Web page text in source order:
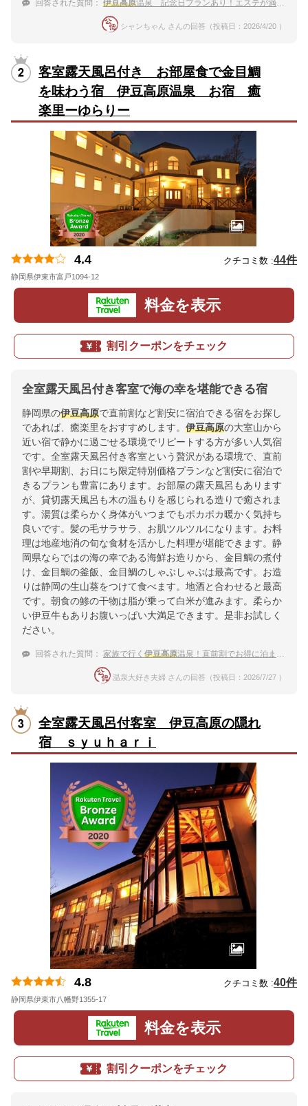
回答された質問： 伊豆高原温泉 記念日プランあり！エステが満喫できるカップル向けの温泉宿
シャンちゃん さんの回答（投稿日：2026/4/20 ）
客室露天風呂付き お部屋食で金目鯛
を味わう宿 伊豆高原温泉 お宿 癒
楽里ーゆらりー
4.4 クチコミ数 :44件
静岡県伊東市富戸1094-12
料金を表示
割引クーポンをチェック
全室露天風呂付き客室で海の幸を堪能できる宿
静岡県の伊豆高原で直前割など割安に宿泊できる宿をお探し
であれば、癒楽里をおすすめします。 伊豆高原の大室山から
近い宿で静かに過ごせる環境でリピートする方が多い人気宿
です。全室露天風呂付き客室という贅沢がある環境で、直前
割や早期割、お日にち限定特別価格プランなど割安に宿泊で
きるプランも豊富にあります。お部屋の露天風呂もあります
が、貸切露天風呂も木の温もりを感じられる造りで癒されま
す。湯質は柔らかく身体がいつまでもポカポカ暖かく気持ち
良いです。髪の毛サラサラ、お肌ツルツルになります。お料
理は地産地消の旬な食材を活かした料理が堪能できます。静
岡県ならではの海の幸である海鮮お造りから、金目鯛の煮付
け、金目鯛の釜飯、金目鯛のしゃぶしゃぶは最高です。お造
りは静岡の生山葵をつけて食べます。地酒と合わせると最高
です。朝食の鯵の干物は脂が乗って白米が進みます。柔らか
い伊豆牛もありお腹いっぱい大満足できます。是非お試しく
ださい。
回答された質問： 家族で行く 伊豆高原温泉！直前割でお得に泊まれる宿のおすすめは？
温泉大好き夫婦 さんの回答（投稿日：2026/7/27 ）
全室露天風呂付客室 伊豆高原の隠れ
宿 ｓｙｕｈａｒｉ
4.8 クチコミ数 :40件
静岡県伊東市八幡野1355-17
料金を表示
割引クーポンをチェック